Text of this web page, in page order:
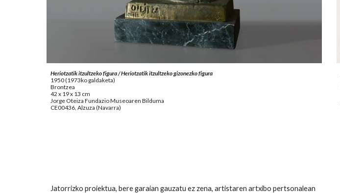
Heriotzatik itzultzeko figura / Heriotzatik itzultzeko gizonezko figura
1950 (1973ko galdaketa)
Brontzea
42 x 19 x 13 cm
Jorge Oteiza Fundazio Museoaren Bilduma
CE00436, Alzuza (Navarra)
Jatorrizko proiektua, bere garaian gauzatu ez zena, artistaren artxibo pertsonalean